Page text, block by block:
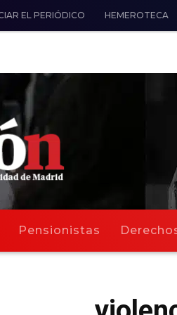
EL PERIÓDICO HEMEROTECA
Pensionistas